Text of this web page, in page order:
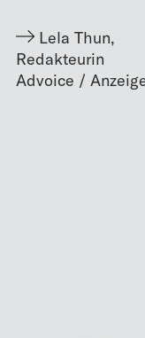
Lela Thun,
Redakteurin